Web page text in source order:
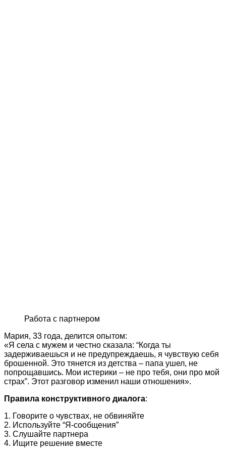
Работа с партнером
Мария, 33 года, делится опытом:
«Я села с мужем и честно сказала: “Когда ты
задерживаешься и не предупреждаешь, я чувствую себя
брошенной. Это тянется из детства – папа ушел, не
попрощавшись. Мои истерики – не про тебя, они про мой
страх”. Этот разговор изменил наши отношения».
Правила конструктивного диалога:
1. Говорите о чувствах, не обвиняйте
2. Используйте “Я-сообщения”
3. Слушайте партнера
4. Ищите решение вместе